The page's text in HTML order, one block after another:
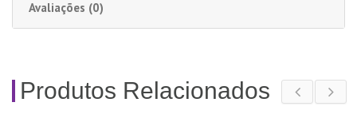
Avaliações (0)
Produtos Relacionados